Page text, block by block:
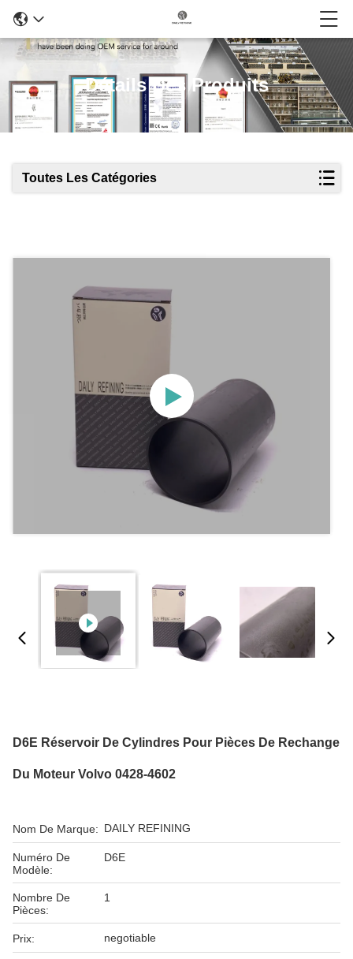
Détails Des Produits
Toutes Les Catégories
D6E Réservoir De Cylindres Pour Pièces De Rechange
Du Moteur Volvo 0428-4602
Nom De Marque: DAILY REFINING
Numéro De
Modèle:
D6E
Nombre De
Pièces:
1
Prix: negotiable